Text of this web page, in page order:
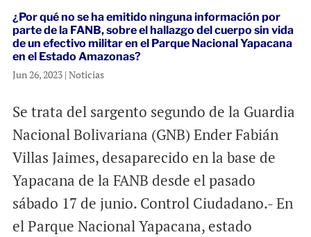
¿Por qué no se ha emitido ninguna información por
parte de la FANB, sobre el hallazgo del cuerpo sin vida
de un efectivo militar en el Parque Nacional Yapacana
en el Estado Amazonas?
Jun 26, 2023| Noticias
Se trata del sargento segundo de la Guardia
Nacional Bolivariana (GNB) Ender Fabián
Villas Jaimes, desaparecido en la base de
Yapacana de la FANB desde el pasado
sábado 17 de junio. Control Ciudadano.- En
el Parque Nacional Yapacana, estado